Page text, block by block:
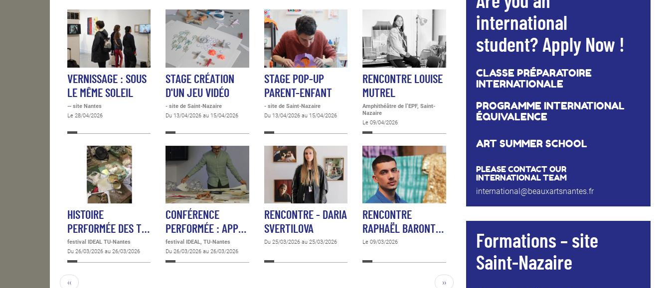
VERNISSAGE : SOUS
LE MÊME SOLEIL
— site Nantes
Le 28/04/2026
STAGE CRÉATION
D'UN JEU VIDÉO
- site de Saint-Nazaire
Du 13/04/2026 au 15/04/2026
STAGE POP-UP
PARENT-ENFANT
- site de Saint-Nazaire
Du 13/04/2026 au 15/04/2026
RENCONTRE LOUISE
MUTREL
Amphithéâtre de l’EPF, Saint-
Nazaire
Le 09/04/2026
HISTOIRE
PERFORMÉE DES T…
festival IDEAL TU-Nantes
Du 26/03/2026 au 26/03/2026
CONFÉRENCE
PERFORMÉE : APP…
festival IDEAL, TU-Nantes
Du 26/03/2026 au 26/03/2026
RENCONTRE - DARIA
SVERTILOVA
Du 25/03/2026 au 25/03/2026
RENCONTRE
RAPHAËL BARONT…
Le 09/03/2026
‹‹ ››
international
student? Apply Now !
CLASSE PRÉPARATOIRE
INTERNATIONALE
PROGRAMME INTERNATIONAL
ÉQUIVALENCE
ART SUMMER SCHOOL
PLEASE CONTACT OUR
INTERNATIONAL TEAM
international@beauxartsnantes.fr
Formations – site
Saint-Nazaire